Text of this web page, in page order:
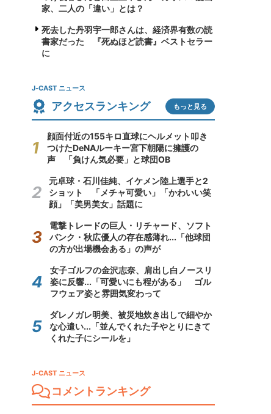
家、二人の「違い」とは？
死去した丹羽宇一郎さんは、経済界有数の読
書家だった 『死ぬほど読書』ベストセラー
に
J-CAST ニュース
アクセスランキング もっと見る
顔面付近の155キロ直球にヘルメット叩き
つけたDeNAルーキー宮下朝陽に擁護の
声 「負けん気必要」と球団OB
元卓球・石川佳純、イケメン陸上選手と2
ショット 「メチャ可愛い」「かわいい笑
顔」「美男美女」話題に
電撃トレードの巨人・リチャード、ソフト
バンク・秋広優人の存在感薄れ...「他球団
の方が出場機会ある」の声が
女子ゴルフの金沢志奈、肩出し白ノースリ
姿に反響...「可愛いにも程がある」 ゴル
フウェア姿と雰囲気変わって
ダレノガレ明美、被災地炊き出しで細やか
な心遣い...「並んでくれた子やとりにきて
くれた子にシールを」
J-CAST ニュース
コメントランキング